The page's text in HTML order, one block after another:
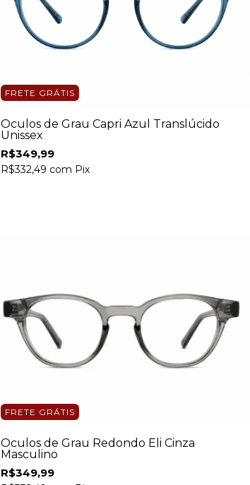
FRETE GRÁTIS
Óculos de Grau Capri Azul Translúcido
Unissex
R$349,99
R$332,49 com Pix
FRETE GRÁTIS
Óculos de Grau Redondo Eli Cinza
Masculino
R$349,99